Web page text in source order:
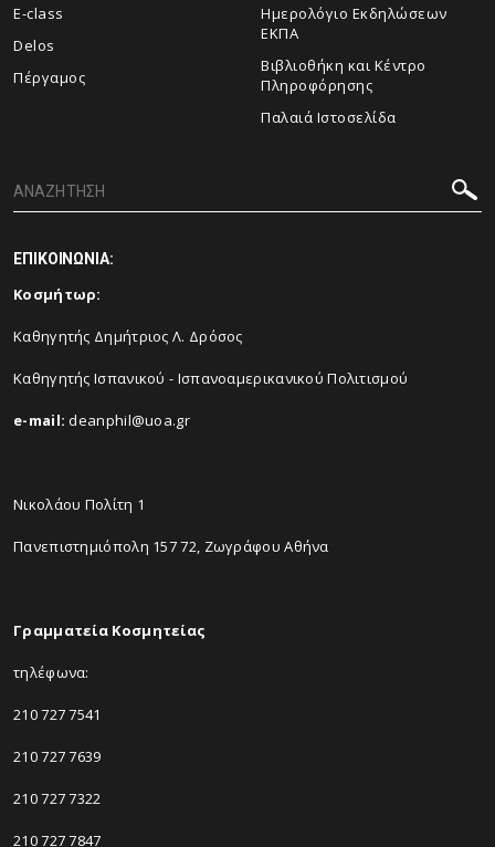
E-class
Delos
Πέργαμος
Ημερολόγιο Εκδηλώσεων
ΕΚΠΑ
Βιβλιοθήκη και Κέντρο
Πληροφόρησης
Παλαιά Ιστοσελίδα
ΕΠΙΚΟΙΝΩΝΙΑ:
Κοσμήτωρ:
Καθηγητής Δημήτριος Λ. Δρόσος
Καθηγητής Ισπανικού - Ισπανοαμερικανικού Πολιτισμού
e-mail: deanphil@uoa.gr
Νικολάου Πολίτη 1
Πανεπιστημιόπολη 157 72, Ζωγράφου Αθήνα
Γραμματεία Κοσμητείας
τηλέφωνα:
210 727 7541
210 727 7639
210 727 7322
210 727 7847